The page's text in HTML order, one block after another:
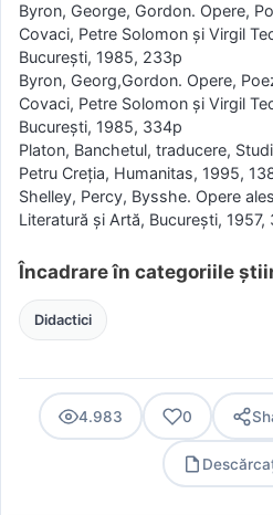
Byron, George, Gordon. Opere,
Covaci, Petre Solomon şi Virgil
Bucureşti, 1985, 233p
Byron, Georg,Gordon. Opere,
Covaci, Petre Solomon şi Virgil
Bucureşti, 1985, 334p
Platon, Banchetul, traducere,
Petru Creţia, Humanitas, 1995,
Shelley, Percy, Bysshe. Opere
Literatură şi Artă, Bucureşti, 1957,
Încadrare în categoriile
Didactici
4.983 0